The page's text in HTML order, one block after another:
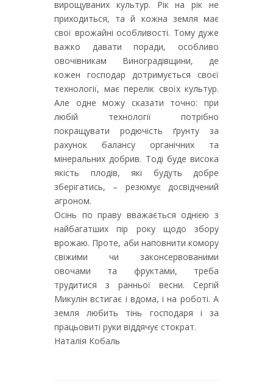
вирощуваних культур. Рік на рік не
приходиться, та й кожна земля має
свої врожайні особливості. Тому дуже
важко давати поради, особливо
овочівникам Виноградівщини, де
кожен господар дотримується своєї
технології, має перелік своїх культур.
Але одне можу сказати точно: при
любій технології потрібно
покращувати родючість ґрунту за
рахунок балансу органічних та
мінеральних добрив. Тоді буде висока
якість плодів, які будуть добре
зберігатись, – резюмує досвідчений
агроном.
Осінь по праву вважається однією з
найбагатших пір року щодо збору
врожаю. Проте, аби наповнити комору
свіжими чи законсервованими
овочами та фруктами, треба
трудитися з ранньої весни. Сергій
Микулін встигає і вдома, і на роботі. А
земля любить тінь господаря і за
працьовиті руки віддячує стократ.
Наталія Кобаль